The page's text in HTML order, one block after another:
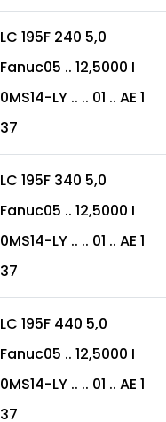
LC 195F 240 5,0
Fanuc05 .. 12,5000 I
0MS14-LY .. .. 01 .. AE 1
37
LC 195F 340 5,0
Fanuc05 .. 12,5000 I
0MS14-LY .. .. 01 .. AE 1
37
LC 195F 440 5,0
Fanuc05 .. 12,5000 I
0MS14-LY .. .. 01 .. AE 1
37